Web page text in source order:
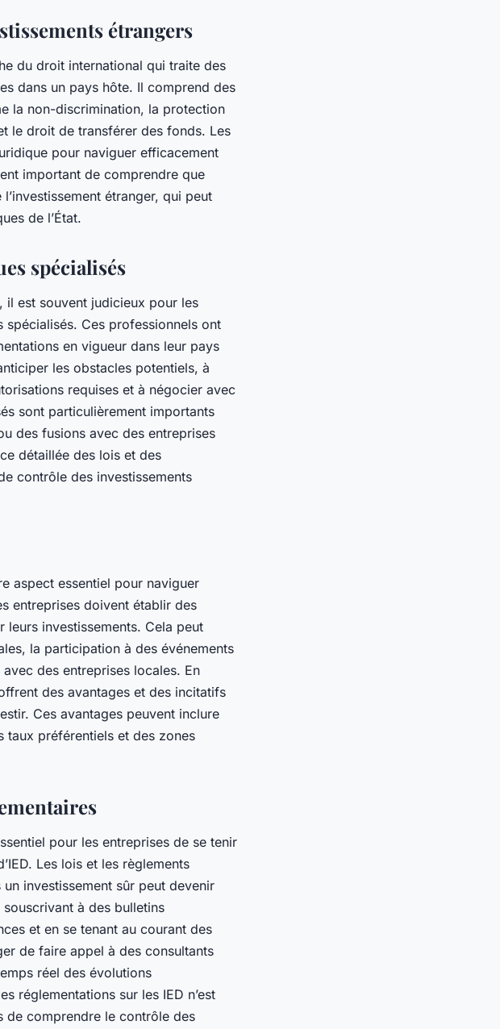
étrangers
du droit international qui traite des
dans un pays hôte. Il comprend des
la non-discrimination, la protection
le droit de transférer des fonds. Les
pour naviguer efficacement
important de comprendre que
étranger, qui peut
de l’État.
spécialisés
il est souvent judicieux pour les
Ces professionnels ont
en vigueur dans leur pays
les obstacles potentiels, à
requises et à négocier avec
sont particulièrement importants
des fusions avec des entreprises
détaillée des lois et des
contrôle des investissements
aspect essentiel pour naviguer
entreprises doivent établir des
investissements. Cela peut
la participation à des événements
des entreprises locales. En
des avantages et des incitatifs
Ces avantages peuvent inclure
taux préférentiels et des zones
pour les entreprises de se tenir
Les lois et les règlements
investissement sûr peut devenir
à des bulletins
et en se tenant au courant des
de faire appel à des consultants
réel des évolutions
réglementations sur les IED n’est
de comprendre le contrôle des